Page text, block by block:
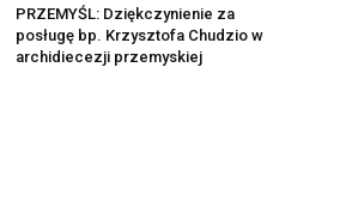
PRZEMYŚL: Dziękczynienie za
posługę bp. Krzysztofa Chudzio w
archidiecezji przemyskiej